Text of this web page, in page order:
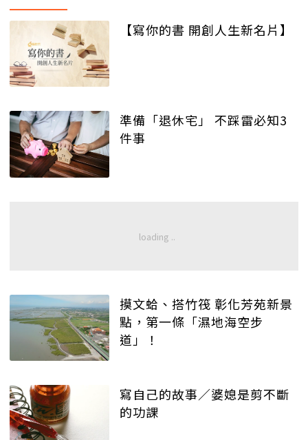
【寫你的書 開創人生新名片】
準備「退休宅」 不踩雷必知3
件事
摸文蛤、搭竹筏 彰化芳苑新景
點，第一條「濕地海空步
道」！
寫自己的故事／婆媳是剪不斷
的功課